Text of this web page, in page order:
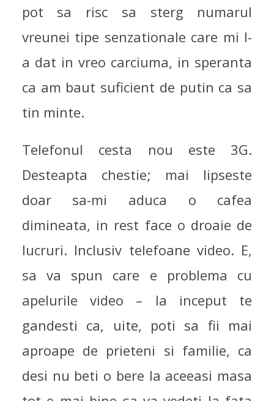
pot sa risc sa sterg numarul
vreunei tipe senzationale care mi l-
a dat in vreo carciuma, in speranta
ca am baut suficient de putin ca sa
tin minte.
Telefonul cesta nou este 3G.
Desteapta chestie; mai lipseste
doar sa-mi aduca o cafea
dimineata, in rest face o droaie de
lucruri. Inclusiv telefoane video. E,
sa va spun care e problema cu
apelurile video – la inceput te
gandesti ca, uite, poti sa fii mai
aproape de prieteni si familie, ca
desi nu beti o bere la aceeasi masa